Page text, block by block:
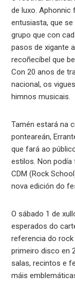
de luxo. Aphonnic
entusiasta, que
grupo que con
pasos de xigante
recoñecíbel que
Con 20 anos de
nacional, os
himnos musicais.
Tamén estará na
ponteareán,
que fará ao
estilos. Non
CDM (Rock
nova edición do
O sábado 1 de
esperados do
referencia do rock
primeiro disco en
salas, recintos e
máis